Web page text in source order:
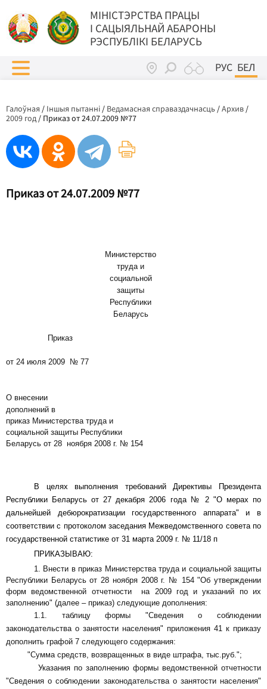
МIНIСТЭРСТВА ПРАЦЫ
I САЦЫЯЛЬНАЙ АБАРОНЫ
РЭСПУБЛІКІ БЕЛАРУСЬ
РУС БЕЛ
Галоўная / Іншыя пытанні / Ведамасная справаздачнасць /Архив /
2009 год/ Приказ от 24.07.2009 №77
Приказ от 24.07.2009 №77
Министерство
труда и
социальной
защиты
Республики
Беларусь
Приказ
от 24 июля 2009 № 77
О внесении
дополнений в
приказ Министерства труда и
социальной защиты Республики
Беларусь от 28 ноября 2008 г. № 154
В целях выполнения требований Директивы Президента
Республики Беларусь от 27 декабря 2006 года № 2 "О мерах по
дальнейшей дебюрократизации государственного аппарата" и в
соответствии с протоколом заседания Межведомственного совета по
государственной статистике от 31 марта 2009 г. № 11/18 п
ПРИКАЗЫВАЮ:
1. Внести в приказ Министерства труда и социальной защиты
Республики Беларусь от 28 ноября 2008 г. № 154 "Об утверждении
форм ведомственной отчетности на 2009 год и указаний по их
заполнению" (далее – приказ) следующие дополнения:
1.1. таблицу
формы "Сведения о соблюдении
законодательства о занятости населения" приложения 41 к приказу
дополнить графой 7 следующего содержания:
"Сумма средств, возвращенных в виде штрафа, тыс.руб.";
Указания по заполнению формы ведомственной отчетности
"Сведения о соблюдении законодательства о занятости населения"